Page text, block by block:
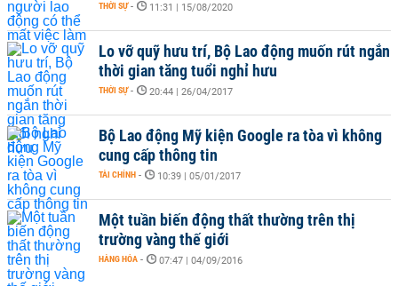
THỜI SỰ - 11:31 | 15/08/2020
Lo vỡ quỹ hưu trí, Bộ Lao động muốn rút ngắn
thời gian tăng tuổi nghỉ hưu
THỜI SỰ - 20:44 | 26/04/2017
Bộ Lao động Mỹ kiện Google ra tòa vì không
cung cấp thông tin
TÀI CHÍNH - 10:39 | 05/01/2017
Một tuần biến động thất thường trên thị
trường vàng thế giới
HÀNG HÓA - 07:47 | 04/09/2016